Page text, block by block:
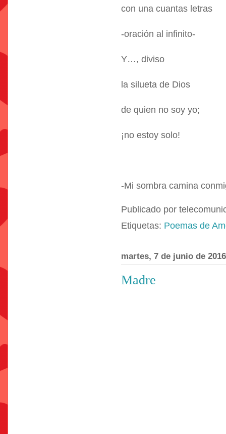
con una cuantas letras
-oración al infinito-
Y…, diviso
la silueta de Dios
de quien no soy yo;
¡no estoy solo!
-Mi sombra camina
Publicado por
Etiquetas: Poemas de
martes, 7 de junio de 2016
Madre